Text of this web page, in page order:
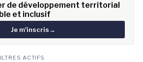
de développement territorial
et inclusif
Je m'inscris→
ACTIFS